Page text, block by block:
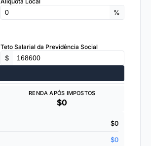
%
Teto Salarial da Previdência Social
$
RENDA APÓS IMPOSTOS
$0
$0
$0